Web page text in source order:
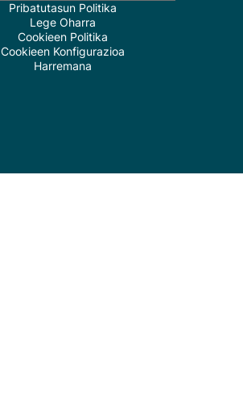
Pribatutasun Politika
Lege Oharra
Cookieen Politika
Cookieen Konfigurazioa
Harremana